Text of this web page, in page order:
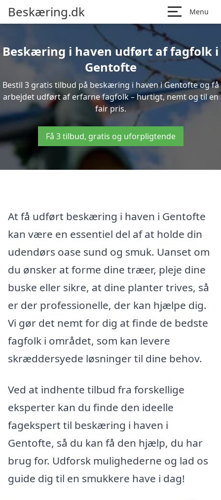
Beskæring.dk Menu
Beskæring i haven udført af fagfolk i
Gentofte
Bestil 3 gratis tilbud på beskæring i haven i Gentofte og få
arbejdet udført af erfarne fagfolk – hurtigt, nemt og til en
fair pris.
Få 3 tilbud, gratis og uforpligtende
At få udført beskæring i haven i Gentofte
kan være en essentiel del af at holde din
udendørs oase sund og smuk. Uanset om
du ønsker at forme dine træer, pleje dine
buske eller sikre, at dine planter trives, så
er der professionelle, der kan hjælpe dig.
Vi gør det nemt for dig at finde de bedste
fagfolk i området, som kan levere
skræddersyede løsninger til dine behov.
Ved at indhente tilbud fra forskellige
eksperter kan du finde den ideelle
fagekspert til beskæring i haven i
Gentofte, så du kan få den hjælp, du har
brug for. Udforsk mulighederne og lad os
guide dig til en smukkere have i dag!